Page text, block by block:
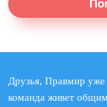
Друзья, Правмир уже
команда живет